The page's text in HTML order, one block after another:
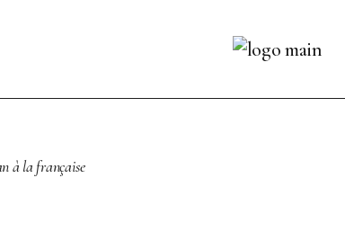
à la française